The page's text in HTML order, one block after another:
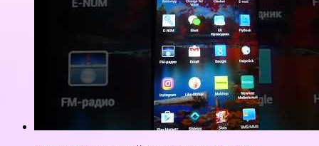
Newapp-Мобильный заработок на Android